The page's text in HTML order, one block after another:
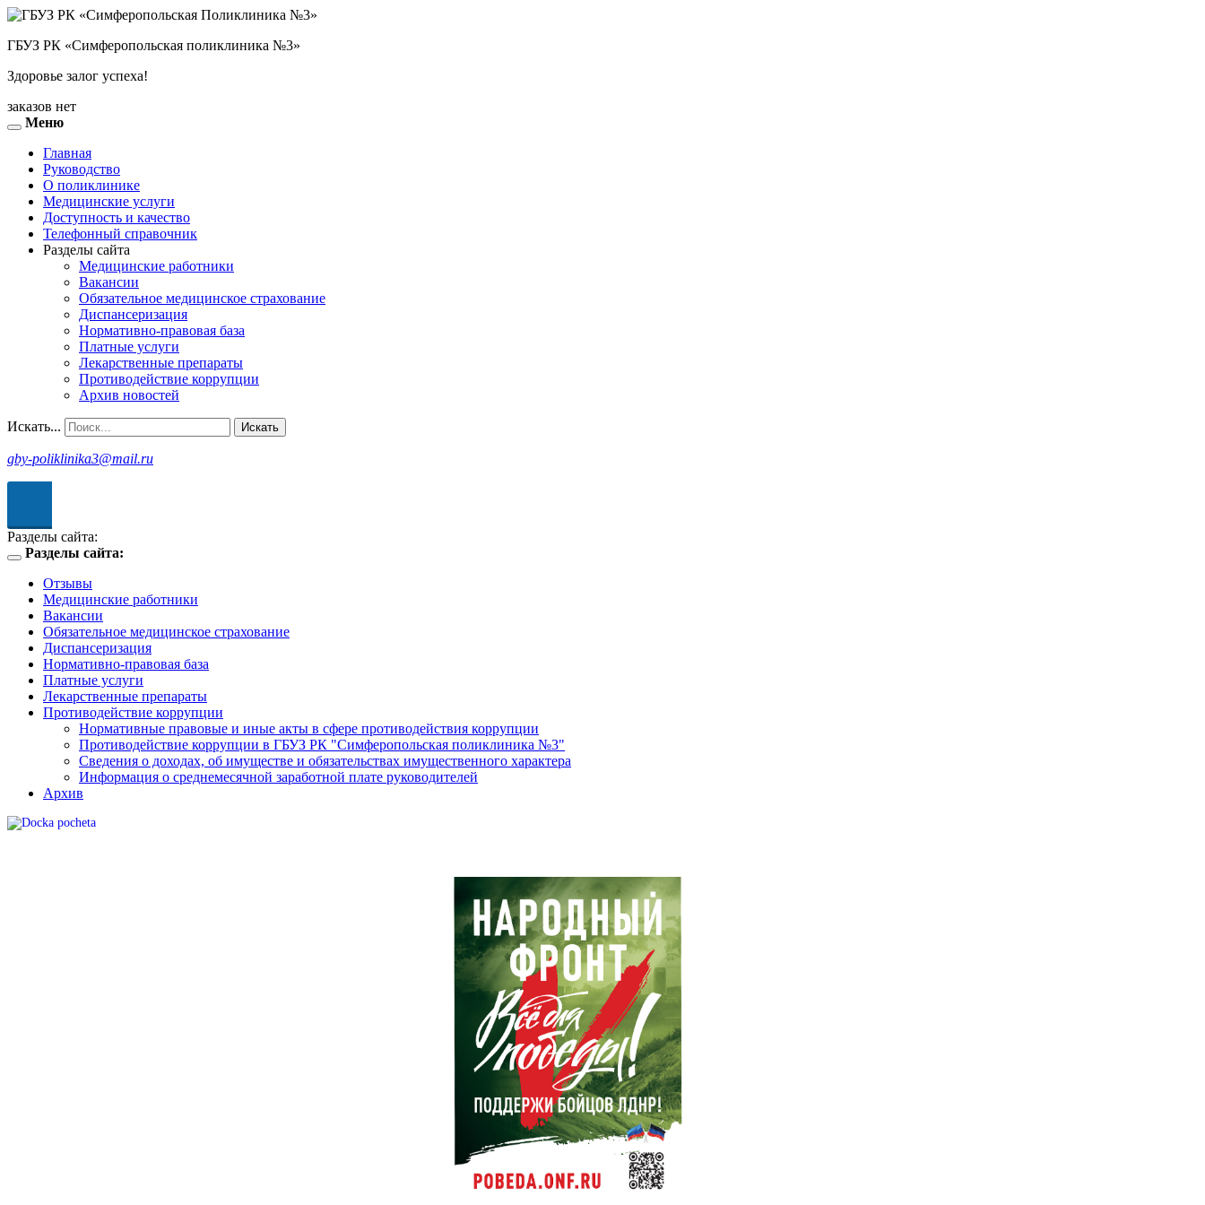
ГБУЗ РК «Симферопольская поликлиника №3»
Здоровье залог успеха!
заказов нет
Toggle
navigation
Меню
Главная
Руководство
О поликлинике
Медицинские услуги
Доступность и качество
Телефонный справочник
Разделы сайта
Медицинские работники
Вакансии
Обязательное медицинское страхование
Диспансеризация
Нормативно-правовая база
Платные услуги
Лекарственные препараты
Противодействие коррупции
Архив новостей
Искать... Искать
gby-poliklinika3@mail.ru
Разделы сайта:
Toggle
navigation
Разделы сайта:
Отзывы
Медицинские работники
Вакансии
Обязательное медицинское страхование
Диспансеризация
Нормативно-правовая база
Платные услуги
Лекарственные препараты
Противодействие коррупции
Нормативные правовые и иные акты в сфере противодействия коррупции
Противодействие коррупции в ГБУЗ РК "Симферопольская поликлиника №3"
Сведения о доходах, об имуществе и обязательствах имущественного характера
Информация о среднемесячной заработной плате руководителей
Архив